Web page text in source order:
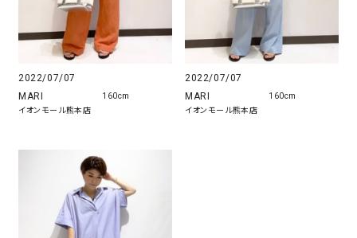
2022/07/07
MARI
イオンモール熊本店
160cm
2022/07/07
MARI
イオンモール熊本店
160cm